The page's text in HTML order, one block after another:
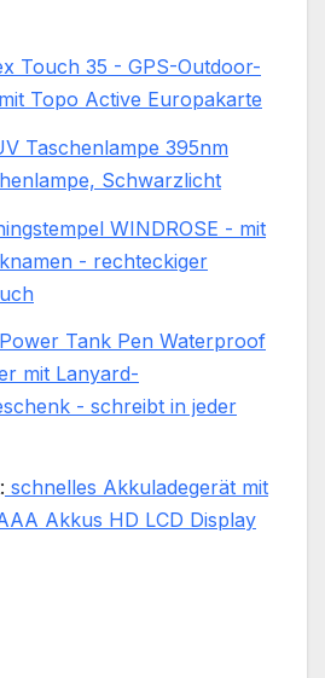
Touch 35 - GPS-Outdoor-
Topo Active Europakarte
Taschenlampe 395nm
Schwarzlicht
WINDROSE - mit
- rechteckiger
Tank Pen Waterproof
mit Lanyard-
- schreibt in jeder
schnelles Akkuladegerät mit
Akkus HD LCD Display